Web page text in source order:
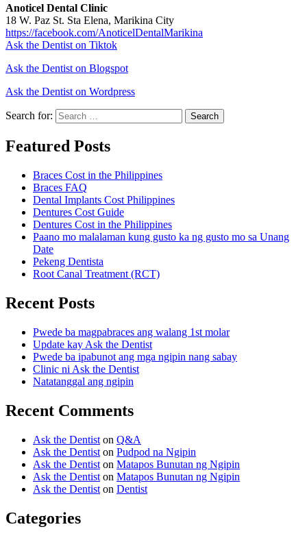
Anoticel Dental Clinic
18 W. Paz St. Sta Elena, Marikina City
https://facebook.com/AnoticelDentalMarikina
Ask the Dentist on Tiktok
Ask the Dentist on Blogspot
Ask the Dentist on Wordpress
Search for: Search
Featured Posts
Braces Cost in the Philippines
Braces FAQ
Dental Implants Cost Philippines
Dentures Cost Guide
Dentures Cost in the Philippines
Paano mo malalaman kung gusto ka ng gusto mo sa Unang
Date
Pekeng Dentista
Root Canal Treatment (RCT)
Recent Posts
Pwede ba magpabraces ang walang 1st molar
Update kay Ask the Dentist
Pwede ba ipabunot ang mga ngipin nang sabay
Clinic ni Ask the Dentist
Natatanggal ang ngipin
Recent Comments
Ask the Dentist on Q&A
Ask the Dentist on Pudpod na Ngipin
Ask the Dentist on Matapos Bunutan ng Ngipin
Ask the Dentist on Matapos Bunutan ng Ngipin
Ask the Dentist on Dentist
Categories